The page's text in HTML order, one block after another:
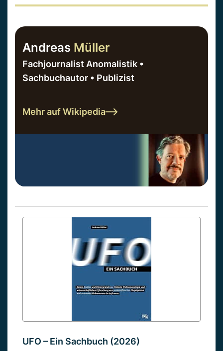
Andreas Müller
Fachjournalist Anomalistik •
Sachbuchautor • Publizist
Mehr auf Wikipedia
UFO – Ein Sachbuch (2026)